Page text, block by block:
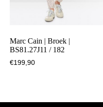
Marc Cain | Broek |
BS81.27J11 / 182
€199,90